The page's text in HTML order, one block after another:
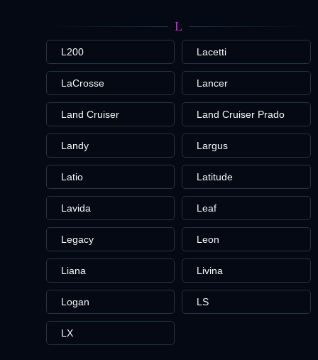
L
L200 Lacetti
LaCrosse Lancer
Land Cruiser Land Cruiser Prado
Landy Largus
Latio Latitude
Lavida Leaf
Legacy Leon
Liana Livina
Logan LS
LX